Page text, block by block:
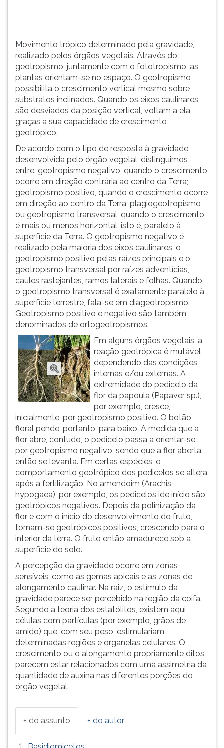
Para
pausar
leitura
pressione
(primeira
tecla
esquerda
para
continuar
pressione
(primeira
tecla
direita
Para
menu
principal
pressione
depois
Pressione
para
ouvir
essa
instrução
novamente.
Movimento trópico determinado pela gravidade,
realizado pelos órgãos vegetais. Através do
geotropismo, juntamente com o fototropismo, as
plantas orientam-se no espaço. O geotropismo
possibilita o crescimento vertical mesmo sobre
substratos inclinados. Quando os eixos caulinares
são desviados da posição vertical, voltam a ela
graças a sua capacidade de crescimento
geotrópico.
De acordo com o tipo de resposta à gravidade
desenvolvida pelo órgão vegetal, distinguimos
entre: geotropismo negativo, quando o crescimento
ocorre em direção contrária ao centro da Terra;
geotropismo positivo, quando o crescimento ocorre
em direção ao centro da Terra; plagiogeotropismo
ou geotropismo transversal, quando o crescimento
é mais ou menos horizontal, isto é, paralelo à
superfície da Terra. O geotropismo negativo é
realizado pela maioria dos eixos caulinares, o
geotropismo positivo pelas raízes principais e o
geotropismo transversal por raízes adventícias,
caules rastejantes, ramos laterais e folhas. Quando
o geotropismo transversal é exatamente paralelo à
superfície terrestre, fala-se em diageotropismo.
Geotropismo positivo e negativo são também
denominados de ortogeotropismos.
Em alguns órgãos vegetais, a
reação geotrópica é mutável
dependendo das condições
internas e/ou externas. A
extremidade do pedicelo da
flor da papoula (Papaver sp.),
por exemplo, cresce,
inicialmente, por geotropismo positivo. O botão
floral pende, portanto, para baixo. A medida que a
flor abre, contudo, o pedicelo passa a orientar-se
por geotropismo negativo, sendo que a flor aberta
então se levanta. Em certas espécies, o
comportamento geotrópico dos pedicelos se altera
após a fertilização. No amendoim (Arachis
hypogaea), por exemplo, os pedicelos ide início são
geotrópicos negativos. Depois da polinização da
flor e com o início do desenvolvimento do fruto,
tornam-se geotrópicos positivos, crescendo para o
interior da terra. O fruto então amadurece sob a
superfície do solo.
A percepção da gravidade ocorre em zonas
sensíveis, como as gemas apicais e as zonas de
alongamento caulinar. Na raiz, o estímulo da
gravidade parece ser percebido na região da coifa.
Segundo a teoria dos estatólitos, existem aqui
células com partículas (por exemplo, grãos de
amido) que, com seu peso, estimulariam
determinadas regiões e organelas celulares. O
crescimento ou o alongamento propriamente ditos
parecem estar relacionados com uma assimetria da
quantidade de auxina nas diferentes porções do
órgão vegetal.
+ do assunto + do autor
1.